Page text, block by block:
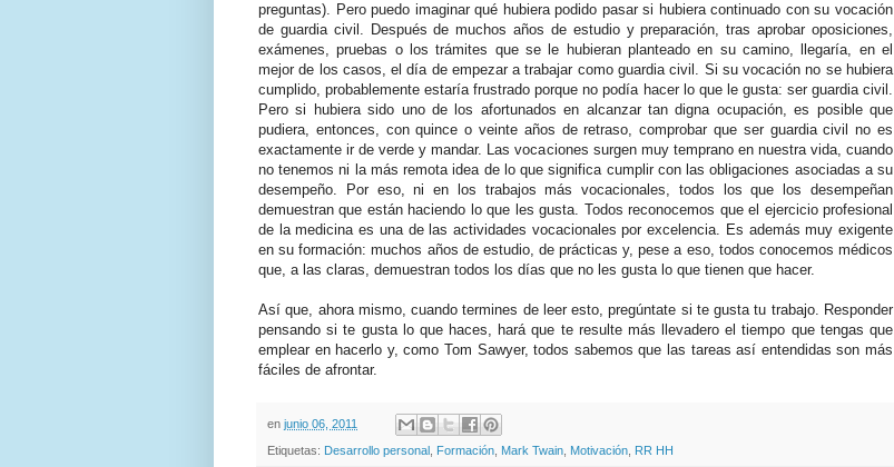
preguntas). Pero puedo imaginar qué hubiera podido pasar si hubiera continuado con su vocación
de guardia civil. Después de muchos años de estudio y preparación, tras aprobar oposiciones,
exámenes, pruebas o los trámites que se le hubieran planteado en su camino, llegaría, en el
mejor de los casos, el día de empezar a trabajar como guardia civil. Si su vocación no se hubiera
cumplido, probablemente estaría frustrado porque no podía hacer lo que le gusta: ser guardia civil.
Pero si hubiera sido uno de los afortunados en alcanzar tan digna ocupación, es posible que
pudiera, entonces, con quince o veinte años de retraso, comprobar que ser guardia civil no es
exactamente ir de verde y mandar. Las vocaciones surgen muy temprano en nuestra vida, cuando
no tenemos ni la más remota idea de lo que significa cumplir con las obligaciones asociadas a su
desempeño. Por eso, ni en los trabajos más vocacionales, todos los que los desempeñan
demuestran que están haciendo lo que les gusta. Todos reconocemos que el ejercicio profesional
de la medicina es una de las actividades vocacionales por excelencia. Es además muy exigente
en su formación: muchos años de estudio, de prácticas y, pese a eso, todos conocemos médicos
que, a las claras, demuestran todos los días que no les gusta lo que tienen que hacer.
Así que, ahora mismo, cuando termines de leer esto, pregúntate si te gusta tu trabajo. Responder
pensando si te gusta lo que haces, hará que te resulte más llevadero el tiempo que tengas que
emplear en hacerlo y, como Tom Sawyer, todos sabemos que las tareas así entendidas son más
fáciles de afrontar.
en junio 06, 2011
Etiquetas: Desarrollo personal , Formación, Mark Twain, Motivación, RR HH